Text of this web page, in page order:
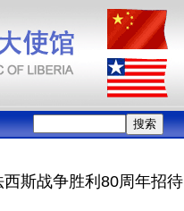
斯战争胜利80周年招待